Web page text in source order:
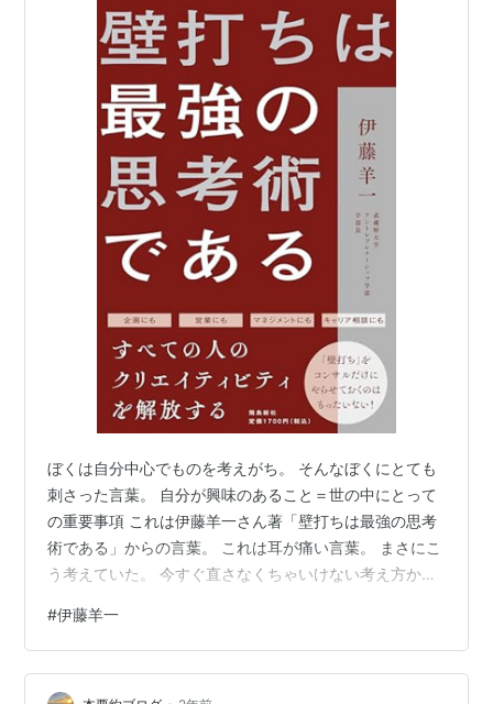
ぼくは自分中心でものを考えがち。 そんなぼくにとても
刺さった言葉。 自分が興味のあること＝世の中にとって
の重要事項 これは伊藤羊一さん著「壁打ちは最強の思考
術である」からの言葉。 これは耳が痛い言葉。 まさにこ
う考えていた。 今すぐ直さなくちゃいけない考え方かも
「ぼくが興味のあることは、きっと世界も興味があるに
違いない。」 こうやって思いがちですよね。 ぼくは言葉
の言い換えで救われた。 だから、それを他人にもオスス
#伊藤羊一